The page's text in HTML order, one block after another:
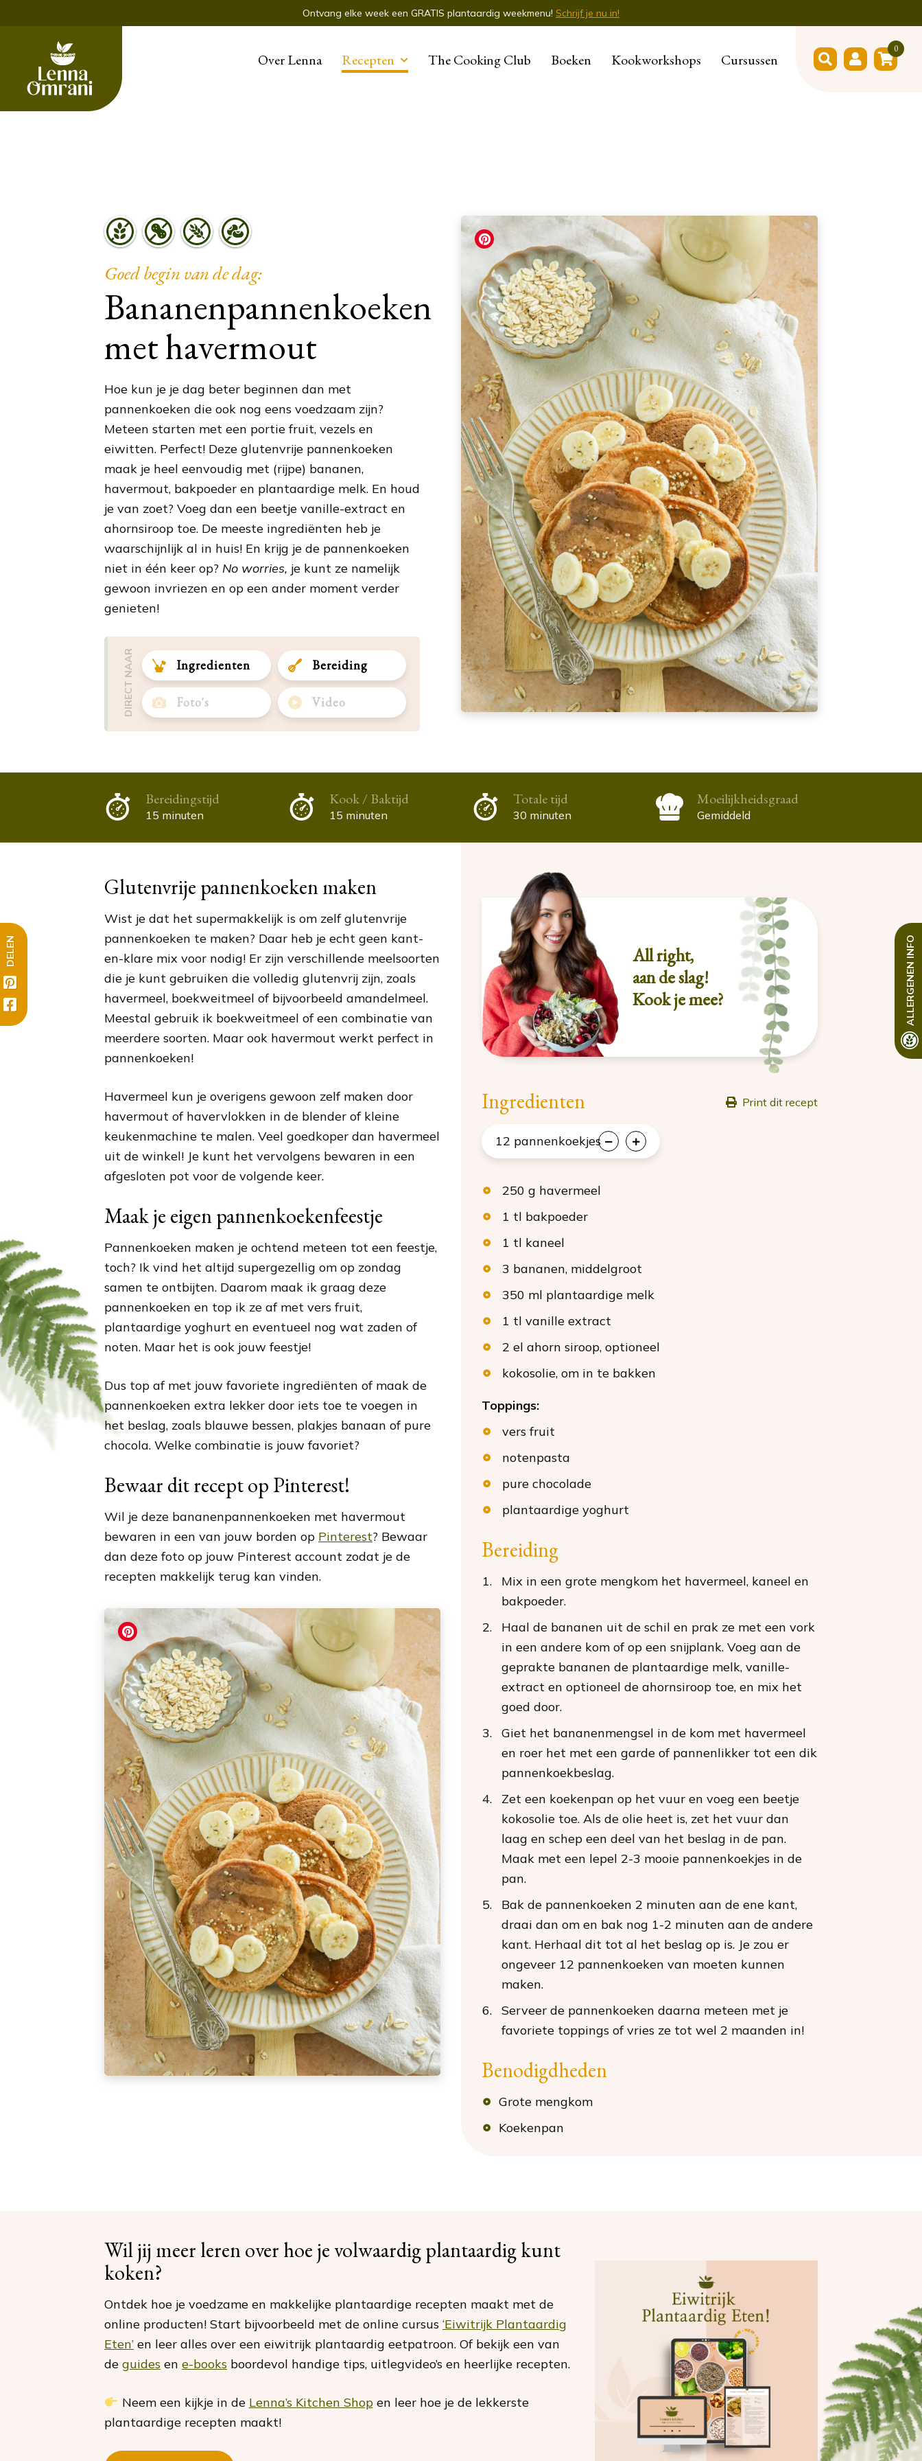
Ontvang elke week een GRATIS plantaardig weekmenu! Schrijf je nu in!
Over Lenna Recepten The Cooking Club Boeken Kookworkshops Cursussen
0
DELEN
ALLERGENEN
INFO
Goed begin van de dag:
Bananenpannenkoeken
met havermout
Hoe kun je je dag beter beginnen dan met
pannenkoeken die ook nog eens voedzaam zijn?
Meteen starten met een portie fruit, vezels en
eiwitten. Perfect! Deze glutenvrije pannenkoeken
maak je heel eenvoudig met (rijpe) bananen,
havermout, bakpoeder en plantaardige melk. En houd
je van zoet? Voeg dan een beetje vanille-extract en
ahornsiroop toe. De meeste ingrediënten heb je
waarschijnlijk al in huis! En krijg je de pannenkoeken
niet in één keer op? No worries, je kunt ze namelijk
gewoon invriezen en op een ander moment verder
genieten!
DIRECT NAAR Ingredienten Bereiding
Foto's Video
Bereidingstijd
15 minuten
Kook / Baktijd
15 minuten
Totale tijd
30 minuten
Moeilijkheidsgraad
Gemiddeld
Glutenvrije pannenkoeken maken
Wist je dat het supermakkelijk is om zelf glutenvrije
pannenkoeken te maken? Daar heb je echt geen kant-
en-klare mix voor nodig! Er zijn verschillende meelsoorten
die je kunt gebruiken die volledig glutenvrij zijn, zoals
havermeel, boekweitmeel of bijvoorbeeld amandelmeel.
Meestal gebruik ik boekweitmeel of een combinatie van
meerdere soorten. Maar ook havermout werkt perfect in
pannenkoeken!
Havermeel kun je overigens gewoon zelf maken door
havermout of havervlokken in de blender of kleine
keukenmachine te malen. Veel goedkoper dan havermeel
uit de winkel! Je kunt het vervolgens bewaren in een
afgesloten pot voor de volgende keer.
Maak je eigen pannenkoekenfeestje
Pannenkoeken maken je ochtend meteen tot een feestje,
toch? Ik vind het altijd supergezellig om op zondag
samen te ontbijten. Daarom maak ik graag deze
pannenkoeken en top ik ze af met vers fruit,
plantaardige yoghurt en eventueel nog wat zaden of
noten. Maar het is ook jouw feestje!
Dus top af met jouw favoriete ingrediënten of maak de
pannenkoeken extra lekker door iets toe te voegen in
het beslag, zoals blauwe bessen, plakjes banaan of pure
chocola. Welke combinatie is jouw favoriet?
Bewaar dit recept op Pinterest!
Wil je deze bananenpannenkoeken met havermout
bewaren in een van jouw borden op Pinterest? Bewaar
dan deze foto op jouw Pinterest account zodat je de
recepten makkelijk terug kan vinden.
All right,
aan de slag!
Kook je mee?
Ingredienten Print dit recept
12 pannenkoekjes
250 g havermeel
1 tl bakpoeder
1 tl kaneel
3 bananen, middelgroot
350 ml plantaardige melk
1 tl vanille extract
2 el ahorn siroop, optioneel
kokosolie, om in te bakken
Toppings:
vers fruit
notenpasta
pure chocolade
plantaardige yoghurt
Bereiding
Mix in een grote mengkom het havermeel, kaneel en
bakpoeder.
Haal de bananen uit de schil en prak ze met een vork
in een andere kom of op een snijplank. Voeg aan de
geprakte bananen de plantaardige melk, vanille-
extract en optioneel de ahornsiroop toe, en mix het
goed door.
Giet het bananenmengsel in de kom met havermeel
en roer het met een garde of pannenlikker tot een dik
pannenkoekbeslag.
Zet een koekenpan op het vuur en voeg een beetje
kokosolie toe. Als de olie heet is, zet het vuur dan
laag en schep een deel van het beslag in de pan.
Maak met een lepel 2-3 mooie pannenkoekjes in de
pan.
Bak de pannenkoeken 2 minuten aan de ene kant,
draai dan om en bak nog 1-2 minuten aan de andere
kant. Herhaal dit tot al het beslag op is. Je zou er
ongeveer 12 pannenkoeken van moeten kunnen
maken.
Serveer de pannenkoeken daarna meteen met je
favoriete toppings of vries ze tot wel 2 maanden in!
Benodigdheden
Grote mengkom
Koekenpan
Wil jij meer leren over hoe je volwaardig plantaardig kunt
koken?
Ontdek hoe je voedzame en makkelijke plantaardige recepten maakt met de
online producten! Start bijvoorbeeld met de online cursus ‘Eiwitrijk Plantaardig
Eten’ en leer alles over een eiwitrijk plantaardig eetpatroon. Of bekijk een van
de guides en e-books boordevol handige tips, uitlegvideo’s en heerlijke recepten.
Neem een kijkje in de Lenna’s Kitchen Shopen leer hoe je de lekkerste
plantaardige recepten maakt!